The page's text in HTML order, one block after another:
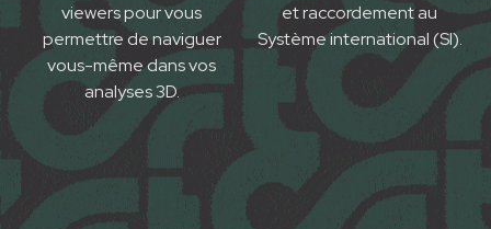
viewers pour vous
permettre de naviguer
vous-même dans vos
analyses 3D.
et raccordement au
Système international (SI).